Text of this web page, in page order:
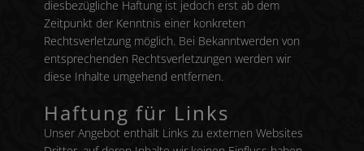
diesbezügliche Haftung ist jedoch erst ab dem
Zeitpunkt der Kenntnis einer konkreten
Rechtsverletzung möglich. Bei Bekanntwerden von
entsprechenden Rechtsverletzungen werden wir
diese Inhalte umgehend entfernen.
Haftung für Links
Unser Angebot enthält Links zu externen Websites